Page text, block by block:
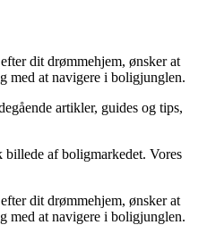
dit drømmehjem, ønsker at
med at navigere i boligjunglen.
artikler, guides og tips,
af boligmarkedet. Vores
dit drømmehjem, ønsker at
med at navigere i boligjunglen.